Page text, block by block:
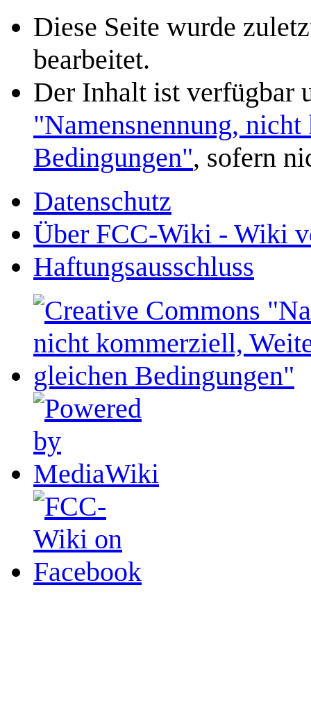
Diese Seite wurde
bearbeitet.
Der Inhalt ist verfügbar
"Namensnennung,
Bedingungen", sofern
Datenschutz
Über FCC-Wiki - Wiki
Haftungsausschluss